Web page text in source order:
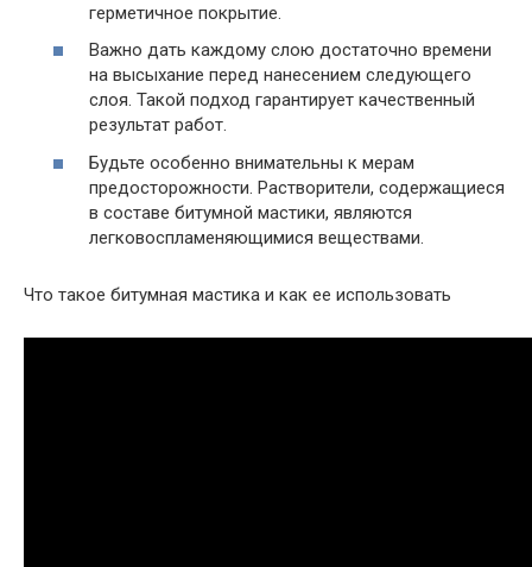
герметичное покрытие.
Важно дать каждому слою достаточно времени
на высыхание перед нанесением следующего
слоя. Такой подход гарантирует качественный
результат работ.
Будьте особенно внимательны к мерам
предосторожности. Растворители, содержащиеся
в составе битумной мастики, являются
легковоспламеняющимися веществами.
Что такое битумная мастика и как ее использовать